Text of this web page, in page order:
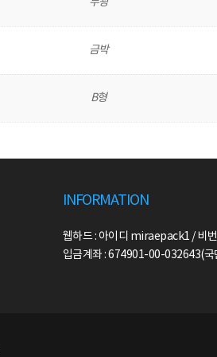
금박
B형
INFORMATION
웹하드 : 아이디 miraepack1 / 비
입금계좌 : 674901-00-032643(국